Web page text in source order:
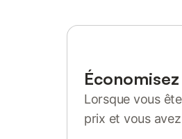
Lorsque vous
prix et vous